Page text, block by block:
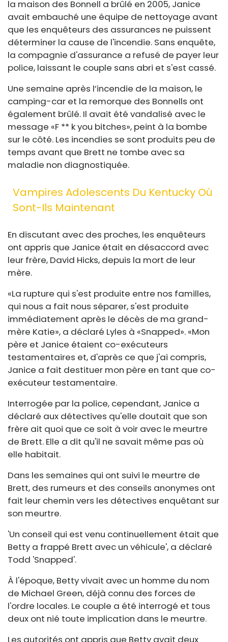
la maison des Bonnell a brûlé en 2005, Janice
avait embauché une équipe de nettoyage avant
que les enquêteurs des assurances ne puissent
déterminer la cause de l'incendie. Sans enquête,
la compagnie d'assurance a refusé de payer leur
police, laissant le couple sans abri et s'est cassé.
Une semaine après l’incendie de la maison, le
camping-car et la remorque des Bonnells ont
également brûlé. Il avait été vandalisé avec le
message «F ** k you bitches», peint à la bombe
sur le côté. Les incendies se sont produits peu de
temps avant que Brett ne tombe avec sa
maladie non diagnostiquée.
Vampires Adolescents Du Kentucky Où
Sont-Ils Maintenant
En discutant avec des proches, les enquêteurs
ont appris que Janice était en désaccord avec
leur frère, David Hicks, depuis la mort de leur
mère.
«La rupture qui s'est produite entre nos familles,
qui nous a fait nous séparer, s'est produite
immédiatement après le décès de ma grand-
mère Katie», a déclaré Lyles à «Snapped». «Mon
père et Janice étaient co-exécuteurs
testamentaires et, d'après ce que j'ai compris,
Janice a fait destituer mon père en tant que co-
exécuteur testamentaire.
Interrogée par la police, cependant, Janice a
déclaré aux détectives qu'elle doutait que son
frère ait quoi que ce soit à voir avec le meurtre
de Brett. Elle a dit qu'il ne savait même pas où
elle habitait.
Dans les semaines qui ont suivi le meurtre de
Brett, des rumeurs et des conseils anonymes ont
fait leur chemin vers les détectives enquêtant sur
son meurtre.
'Un conseil qui est venu continuellement était que
Betty a frappé Brett avec un véhicule', a déclaré
Todd 'Snapped'.
À l'époque, Betty vivait avec un homme du nom
de Michael Green, déjà connu des forces de
l'ordre locales. Le couple a été interrogé et tous
deux ont nié toute implication dans le meurtre.
Les autorités ont appris que Betty avait deux